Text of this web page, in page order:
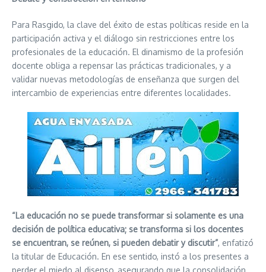
Para Rasgido, la clave del éxito de estas políticas reside en la
participación activa y el diálogo sin restricciones entre los
profesionales de la educación. El dinamismo de la profesión
docente obliga a repensar las prácticas tradicionales, y a
validar nuevas metodologías de enseñanza que surgen del
intercambio de experiencias entre diferentes localidades.
“La educación no se puede transformar si solamente es una
decisión de política educativa; se transforma si los docentes
se encuentran, se reúnen, si pueden debatir y discutir”, enfatizó
la titular de Educación. En ese sentido, instó a los presentes a
perder el miedo al disenso, asegurando que la consolidación